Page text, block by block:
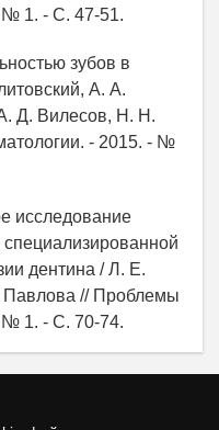
№ 1. - С. 47-51.
зубов в
А. А.
Д. Вилесов, Н. Н.
- 2015. - №
исследование
дентина / Л. Е.
Павлова // Проблемы
№ 1. - С. 70-74.